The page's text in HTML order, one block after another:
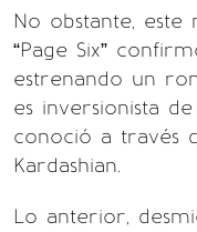
No obstante, este
“Page Six”
estrenando un
es inversionista
conoció a través
Kardashian.
Lo anterior,